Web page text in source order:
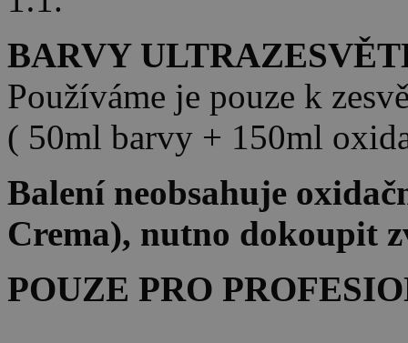
BARVY
Používáme je pouze k
( 50ml barvy + 150ml
Balení neobsahuje
Crema), nutno dokoupit
POUZE PRO